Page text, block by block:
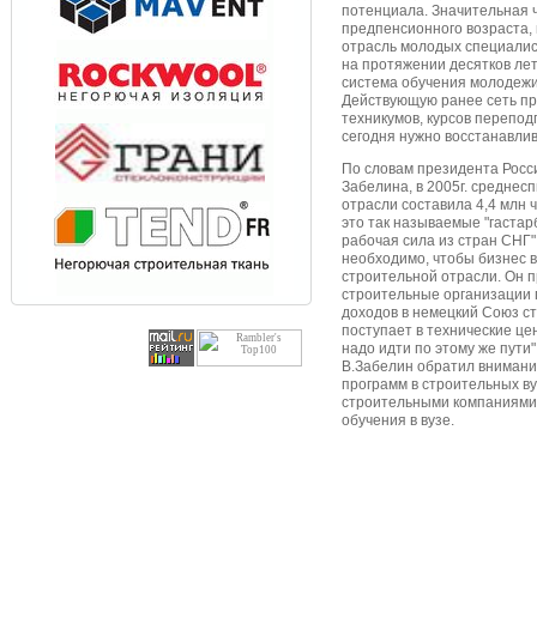
потенциала. Значительная
предпенсионного
отрасль молодых
на протяжении десятков
система обучения
Действующую ранее сеть
техникумов, курсов
сегодня нужно
По словам президента
Забелина, в 2005г.
отрасли составила 4,4 млн
это так называемые
рабочая сила из стран
необходимо, чтобы бизнес
строительной отрасли. Он
строительные
доходов в немецкий Союз
поступает в технические
надо идти по этому же
В.Забелин обратил
программ в строительных
строительными
обучения в вузе.